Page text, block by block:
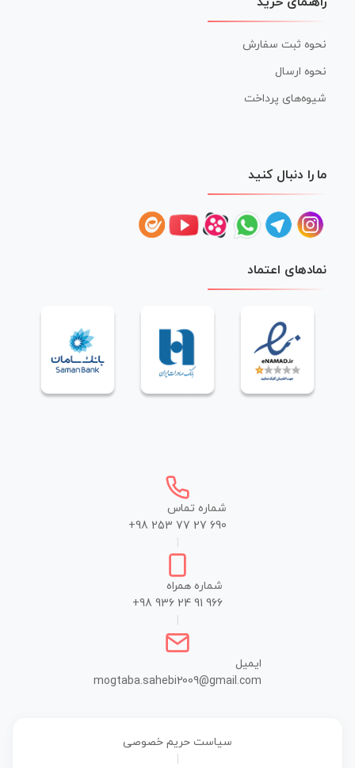
نحوه ثبت سفارش
نحوه ارسال
شیوه‌های پرداخت
ما را دنبال کنید
نمادهای اعتماد
شماره تماس
+98 253 77 27 690
شماره همراه
+98 936 24 91 966
ایمیل
mogtaba.sahebi2009@gmail.com
سیاست حریم خصوصی